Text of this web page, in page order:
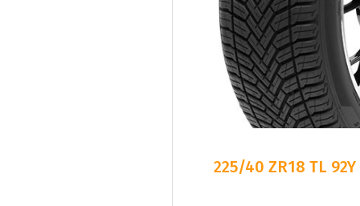
225/40 ZR18 TL 92Y